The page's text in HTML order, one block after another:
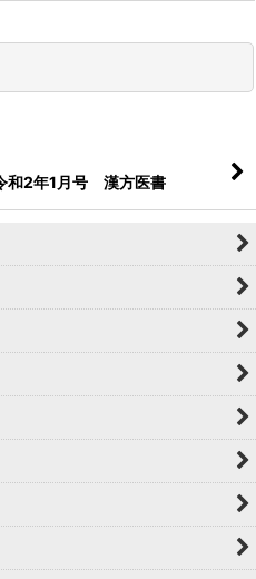
2年1月号 漢方医書